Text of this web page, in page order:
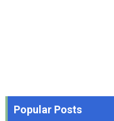
Popular Posts